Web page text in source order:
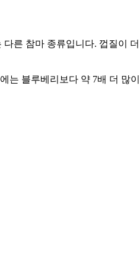
른 참마 종류입니다. 껍질이
블루베리보다 약 7배 더 많